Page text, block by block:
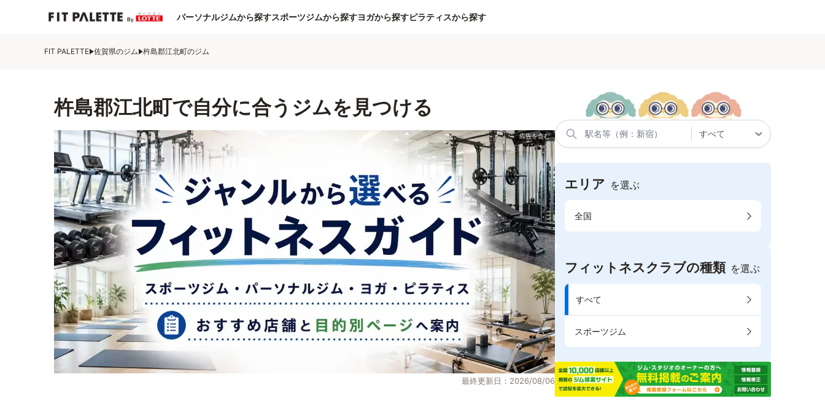
パーソナルジムから探すスポーツジムから探すヨガから探すピラティスから探す
FIT PALETTE 佐賀県のジム 杵島郡江北町のジム
杵島郡江北町で自分に合うジムを見つける
最終更新日：2026/08/06
エリア を選ぶ
全国
フィットネスクラブの種類 を選ぶ
すべて
スポーツジム